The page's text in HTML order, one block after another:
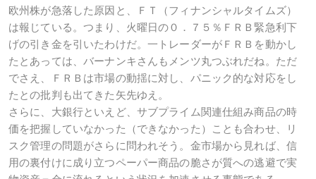
欧州株が急落した原因と、ＦＴ（フィナンシャルタイムズ）
は報じている。つまり、火曜日の０．７５％ＦＲＢ緊急利下
げの引き金を引いたわけだ。一トレーダーがＦＲＢを動かし
たとあっては、バーナンキさんもメンツ丸つぶれだね。ただ
でさえ、ＦＲＢは市場の動揺に対し、パニック的な対応をし
たとの批判も出てきた矢先ゆえ。
さらに、大銀行といえど、サブプライム関連仕組み商品の時
価を把握していなかった（できなかった）ことも合わせ、リ
スク管理の問題がさらに問われそう。金市場から見れば、信
用の裏付けに成り立つペーパー商品の脆さが質への逃避で実